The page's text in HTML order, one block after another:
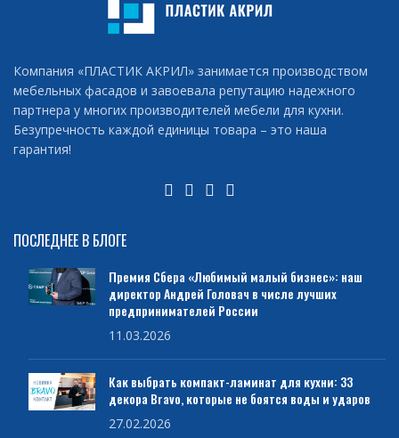
Компания «ПЛАСТИК АКРИЛ» занимается производством
мебельных фасадов и завоевала репутацию надежного
партнера у многих производителей мебели для кухни.
Безупречность каждой единицы товара – это наша
гарантия!
ПОСЛЕДНЕЕ В БЛОГЕ
Премия Сбера «Любимый малый бизнес»: наш
директор Андрей Головач в числе лучших
предпринимателей России
11.03.2026
Как выбрать компакт-ламинат для кухни: 33
декора Bravo, которые не боятся воды и ударов
27.02.2026